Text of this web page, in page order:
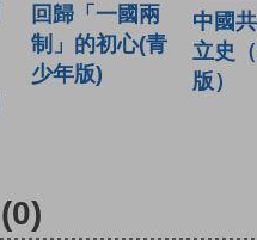
回歸「一國兩
制」的初心(青
少年版)
中國
立史
版）
(0)